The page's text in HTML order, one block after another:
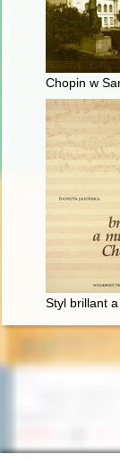
Chopin w
Styl brillant a